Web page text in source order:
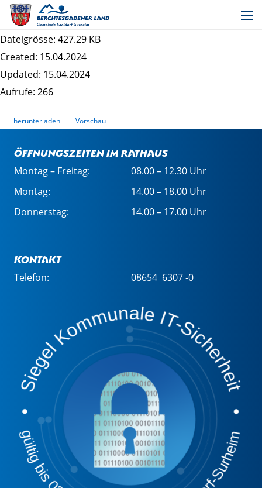
Bekanntmachung Satzungbeschluss Haberland
Ost
Dateigrösse: 427.29 KB
Created: 15.04.2024
Updated: 15.04.2024
Aufrufe: 266
herunterladen Vorschau
Öffnungszeiten im Rathaus
Montag – Freitag:
08.00 – 12.30 Uhr
Montag:
14.00 – 18.00 Uhr
Donnerstag:
14.00 – 17.00 Uhr
Kontakt
Telefon: 08654 6307 -0